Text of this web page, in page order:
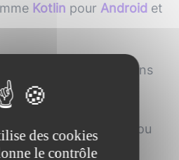
Kotlin pourAndroid et
également à vos besoins
développement
multi-plateformes,
telles que
ou
des cookies
le contrôle